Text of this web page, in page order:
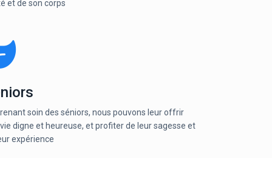
et de son corps
soin des séniors, nous pouvons leur offrir
digne et heureuse, et profiter de leur sagesse et
expérience